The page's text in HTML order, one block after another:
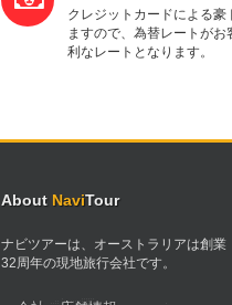
クレジットカードによる豪
ますので、為替レートがお
利なレートとなります。
About NaviTour
ナビツアーは、オーストラリアは創業
32周年の現地旅行会社です。